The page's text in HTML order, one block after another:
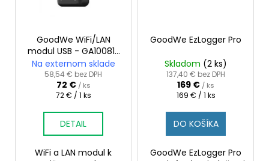
GoodWe WiFi/LAN
modul USB - GA10081-
69-00P
Na externom sklade
58,54 € bez DPH
72 € / ks
Jednotková
72 € / 1 ks
DETAIL
WiFi a LAN modul k
GoodWe EzLogger Pro
Skladom (2 ks)
137,40 € bez DPH
169 € / ks
Jednotková
169 € / 1 ks
DO KOŠÍKA
GoodWe EzLogger Pro
OPTIMIZÉR
TS4-